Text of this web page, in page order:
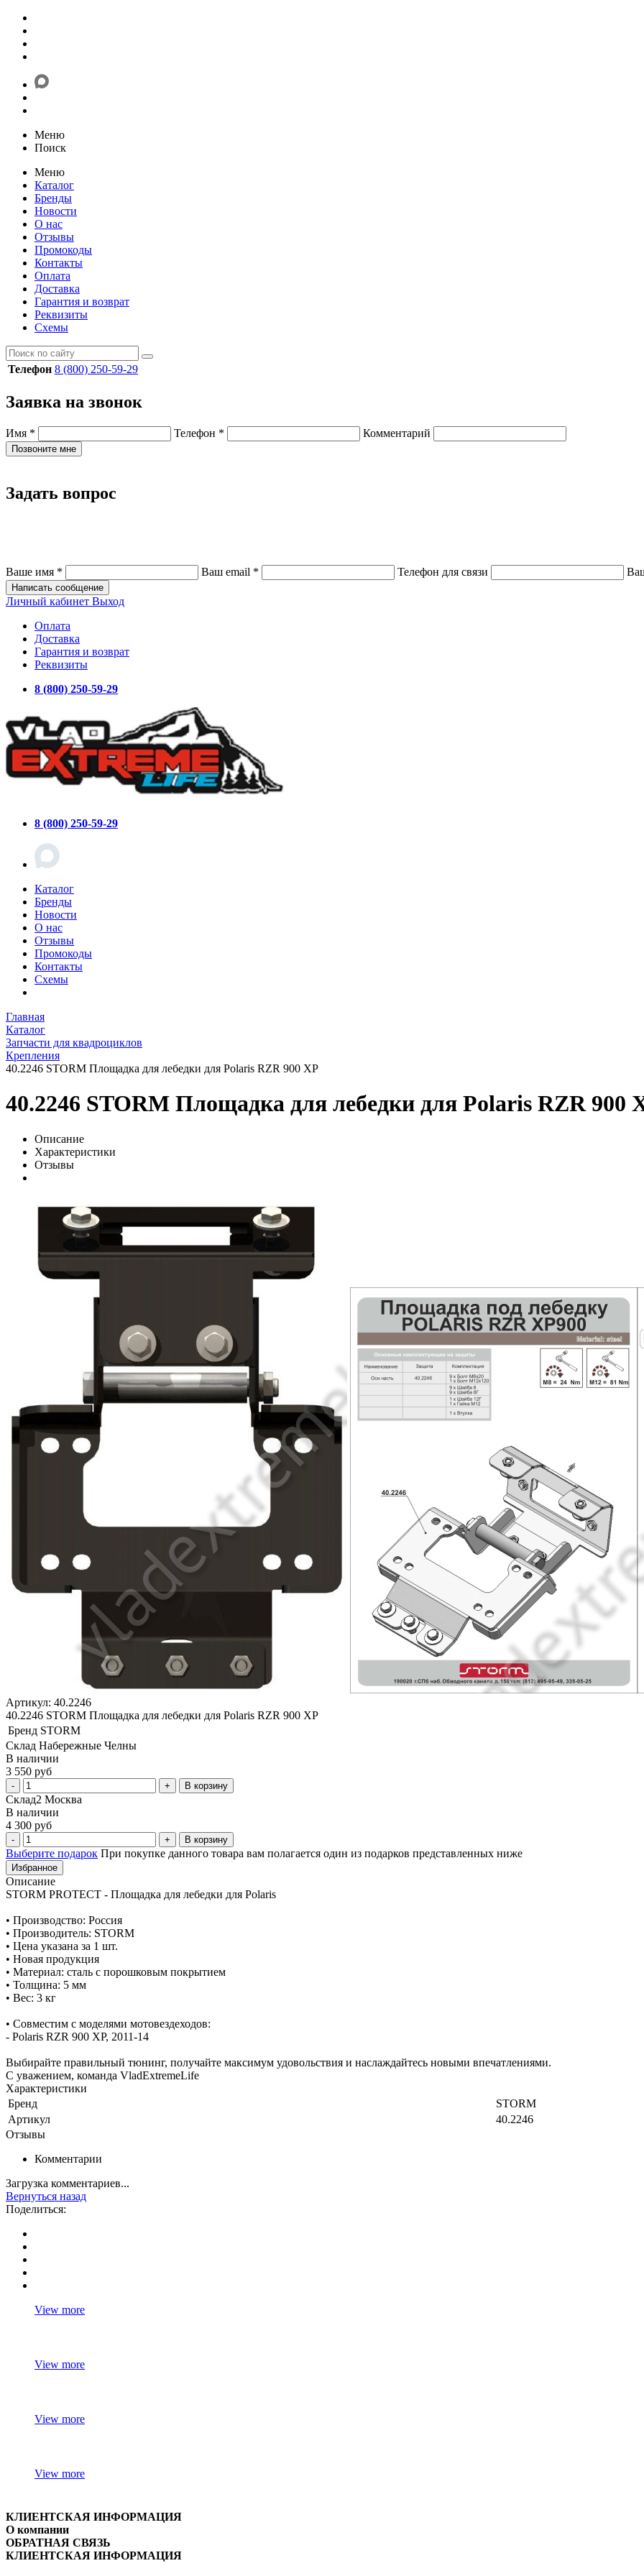
Меню
Поиск
Меню
Каталог
Бренды
Новости
О нас
Отзывы
Промокоды
Контакты
Оплата
Доставка
Гарантия и возврат
Реквизиты
Схемы
Телефон 8 (800) 250-59-29
Заявка на звонок
Имя * Телефон * Комментарий
Позвоните мне
Задать вопрос
Ваше имя * Ваш email * Телефон для связи
Написать сообщение
Личный кабинет Выход
Оплата
Доставка
Гарантия и возврат
Реквизиты
8 (800) 250-59-29
8 (800) 250-59-29
Каталог
Бренды
Новости
О нас
Отзывы
Промокоды
Контакты
Схемы
Главная
Каталог
Запчасти для квадроциклов
Крепления
40.2246 STORM Площадка для лебедки для Polaris RZR 900 XP
40.2246 STORM Площадка для лебедки для Polaris RZR 900
Описание
Характеристики
Отзывы
Артикул: 40.2246
40.2246 STORM Площадка для лебедки для Polaris RZR 900 XP
Бренд STORM
Склад Набережные Челны
В наличии
3 550 руб
В корзину
Склад2 Москва
В наличии
4 300 руб
В корзину
Выберите подарок При покупке данного товара вам полагается один из подарков представленных ниже
Избранное
Описание
STORM PROTECT - Площадка для лебедки для Polaris
• Производство: Россия
• Производитель: STORM
• Цена указана за 1 шт.
• Новая продукция
• Материал: сталь с порошковым покрытием
• Толщина: 5 мм
• Вес: 3 кг
• Совместим с моделями мотовездеходов:
- Polaris RZR 900 XP, 2011-14
Выбирайте правильный тюнинг, получайте максимум удовольствия и наслаждайтесь новыми впечатлениями.
С уважением, команда VladExtremeLife
Характеристики
Бренд
STORM
Артикул
40.2246
Отзывы
Комментарии
Загрузка комментариев...
Вернуться назад
Поделиться:
View more
View more
View more
View more
КЛИЕНТСКАЯ ИНФОРМАЦИЯ
О компании
ОБРАТНАЯ СВЯЗЬ
КЛИЕНТСКАЯ ИНФОРМАЦИЯ